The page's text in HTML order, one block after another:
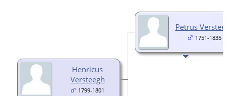
Henricus
Versteegh
1799-1801
Petrus
1751-1835